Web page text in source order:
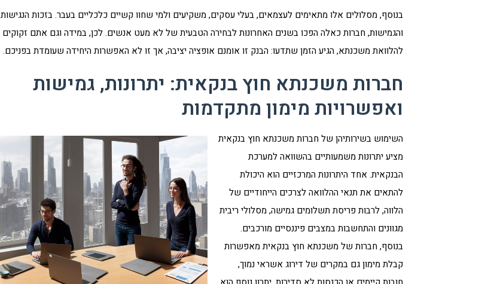
בנוסף, מסלולים אלו מתאימים לעצמאים, בעלי עסקים, משקיעים ולמי שחוו קשיים כלכליים בעבר. בזכות הנגישות
והגמישות, חברות כאלה הפכו בשנים האחרונות לבחירה הטבעית של לא מעט אנשים. לכן, במידה וגם אתם זקוקים
להלוואת משכנתא, הגיע הזמן שתדעו: הבנק זו אומנם אופציה יציבה, אך זו לא האפשרות היחידה שעומדת בפניכם.
חברות משכנתא חוץ בנקאית: יתרונות, גמישות
ואפשרויות מימון מתקדמות
השימוש בשירותיהן של חברות משכנתא חוץ בנקאית
מציע יתרונות משמעותיים בהשוואה למערכת
הבנקאית. אחד היתרונות המרכזיים הוא היכולת
להתאים את תנאי ההלוואה לצרכים הייחודיים של
הלווה, לרבות פריסת תשלומים גמישה, מסלולי ריבית
מגוונים והתחשבות במצבים פיננסיים מורכבים.
בנוסף, חברות של משכנתא חוץ בנקאית מאפשרות
קבלת מימון גם במקרים של דירוג אשראי נמוך,